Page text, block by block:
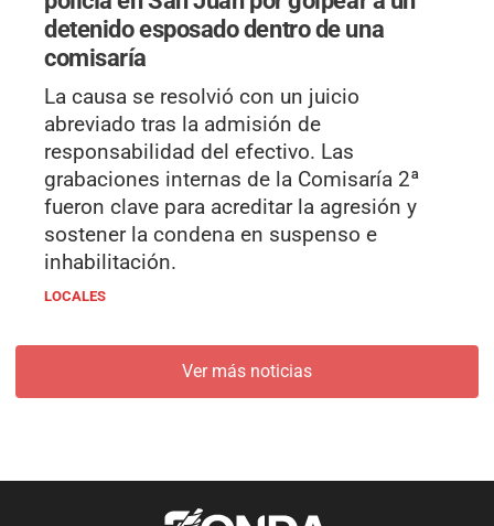
detenido esposado dentro de una
comisaría
La causa se resolvió con un juicio
abreviado tras la admisión de
responsabilidad del efectivo. Las
grabaciones internas de la Comisaría 2ª
fueron clave para acreditar la agresión y
sostener la condena en suspenso e
inhabilitación.
LOCALES
Ver más noticias